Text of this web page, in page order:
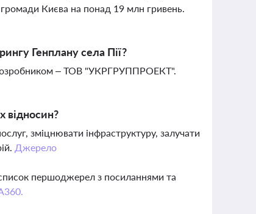
громади Києва на понад 19 млн гривень.
Генплану села Пії?
розробником – ТОВ "УКРГРУППРОЕКТ".
відносин?
зміцнювати інфраструктуру, залучати
Джерело
першоджерел з посиланнями та